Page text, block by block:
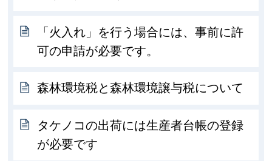
「火入れ」を行う場合には、事前に許
可の申請が必要です。
森林環境税と森林環境譲与税について
タケノコの出荷には生産者台帳の登録
が必要です